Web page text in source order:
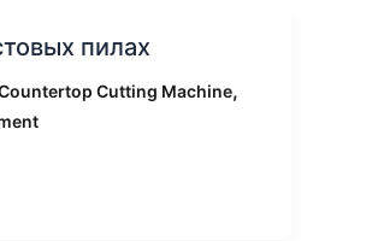
пилах
Cutting Machine,